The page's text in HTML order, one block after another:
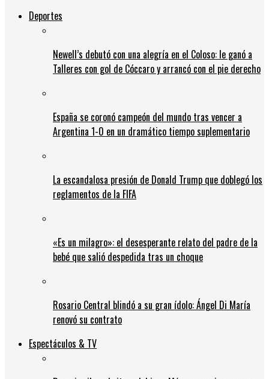
Deportes
Newell’s debutó con una alegría en el Coloso: le ganó a
Talleres con gol de Cóccaro y arrancó con el pie derecho
España se coronó campeón del mundo tras vencer a
Argentina 1-0 en un dramático tiempo suplementario
La escandalosa presión de Donald Trump que doblegó los
reglamentos de la FIFA
«Es un milagro»: el desesperante relato del padre de la
bebé que salió despedida tras un choque
Rosario Central blindó a su gran ídolo: Ángel Di María
renovó su contrato
Espectáculos & TV